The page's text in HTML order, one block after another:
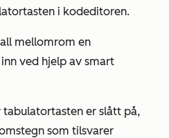
i kodeditoren.
mellomrom en
ved hjelp av smart
tabulatortasten er slått på,
som tilsvarer